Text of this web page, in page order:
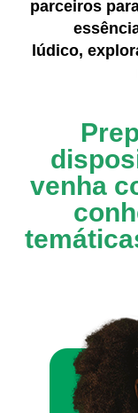
parceiros
lúdico,
venha